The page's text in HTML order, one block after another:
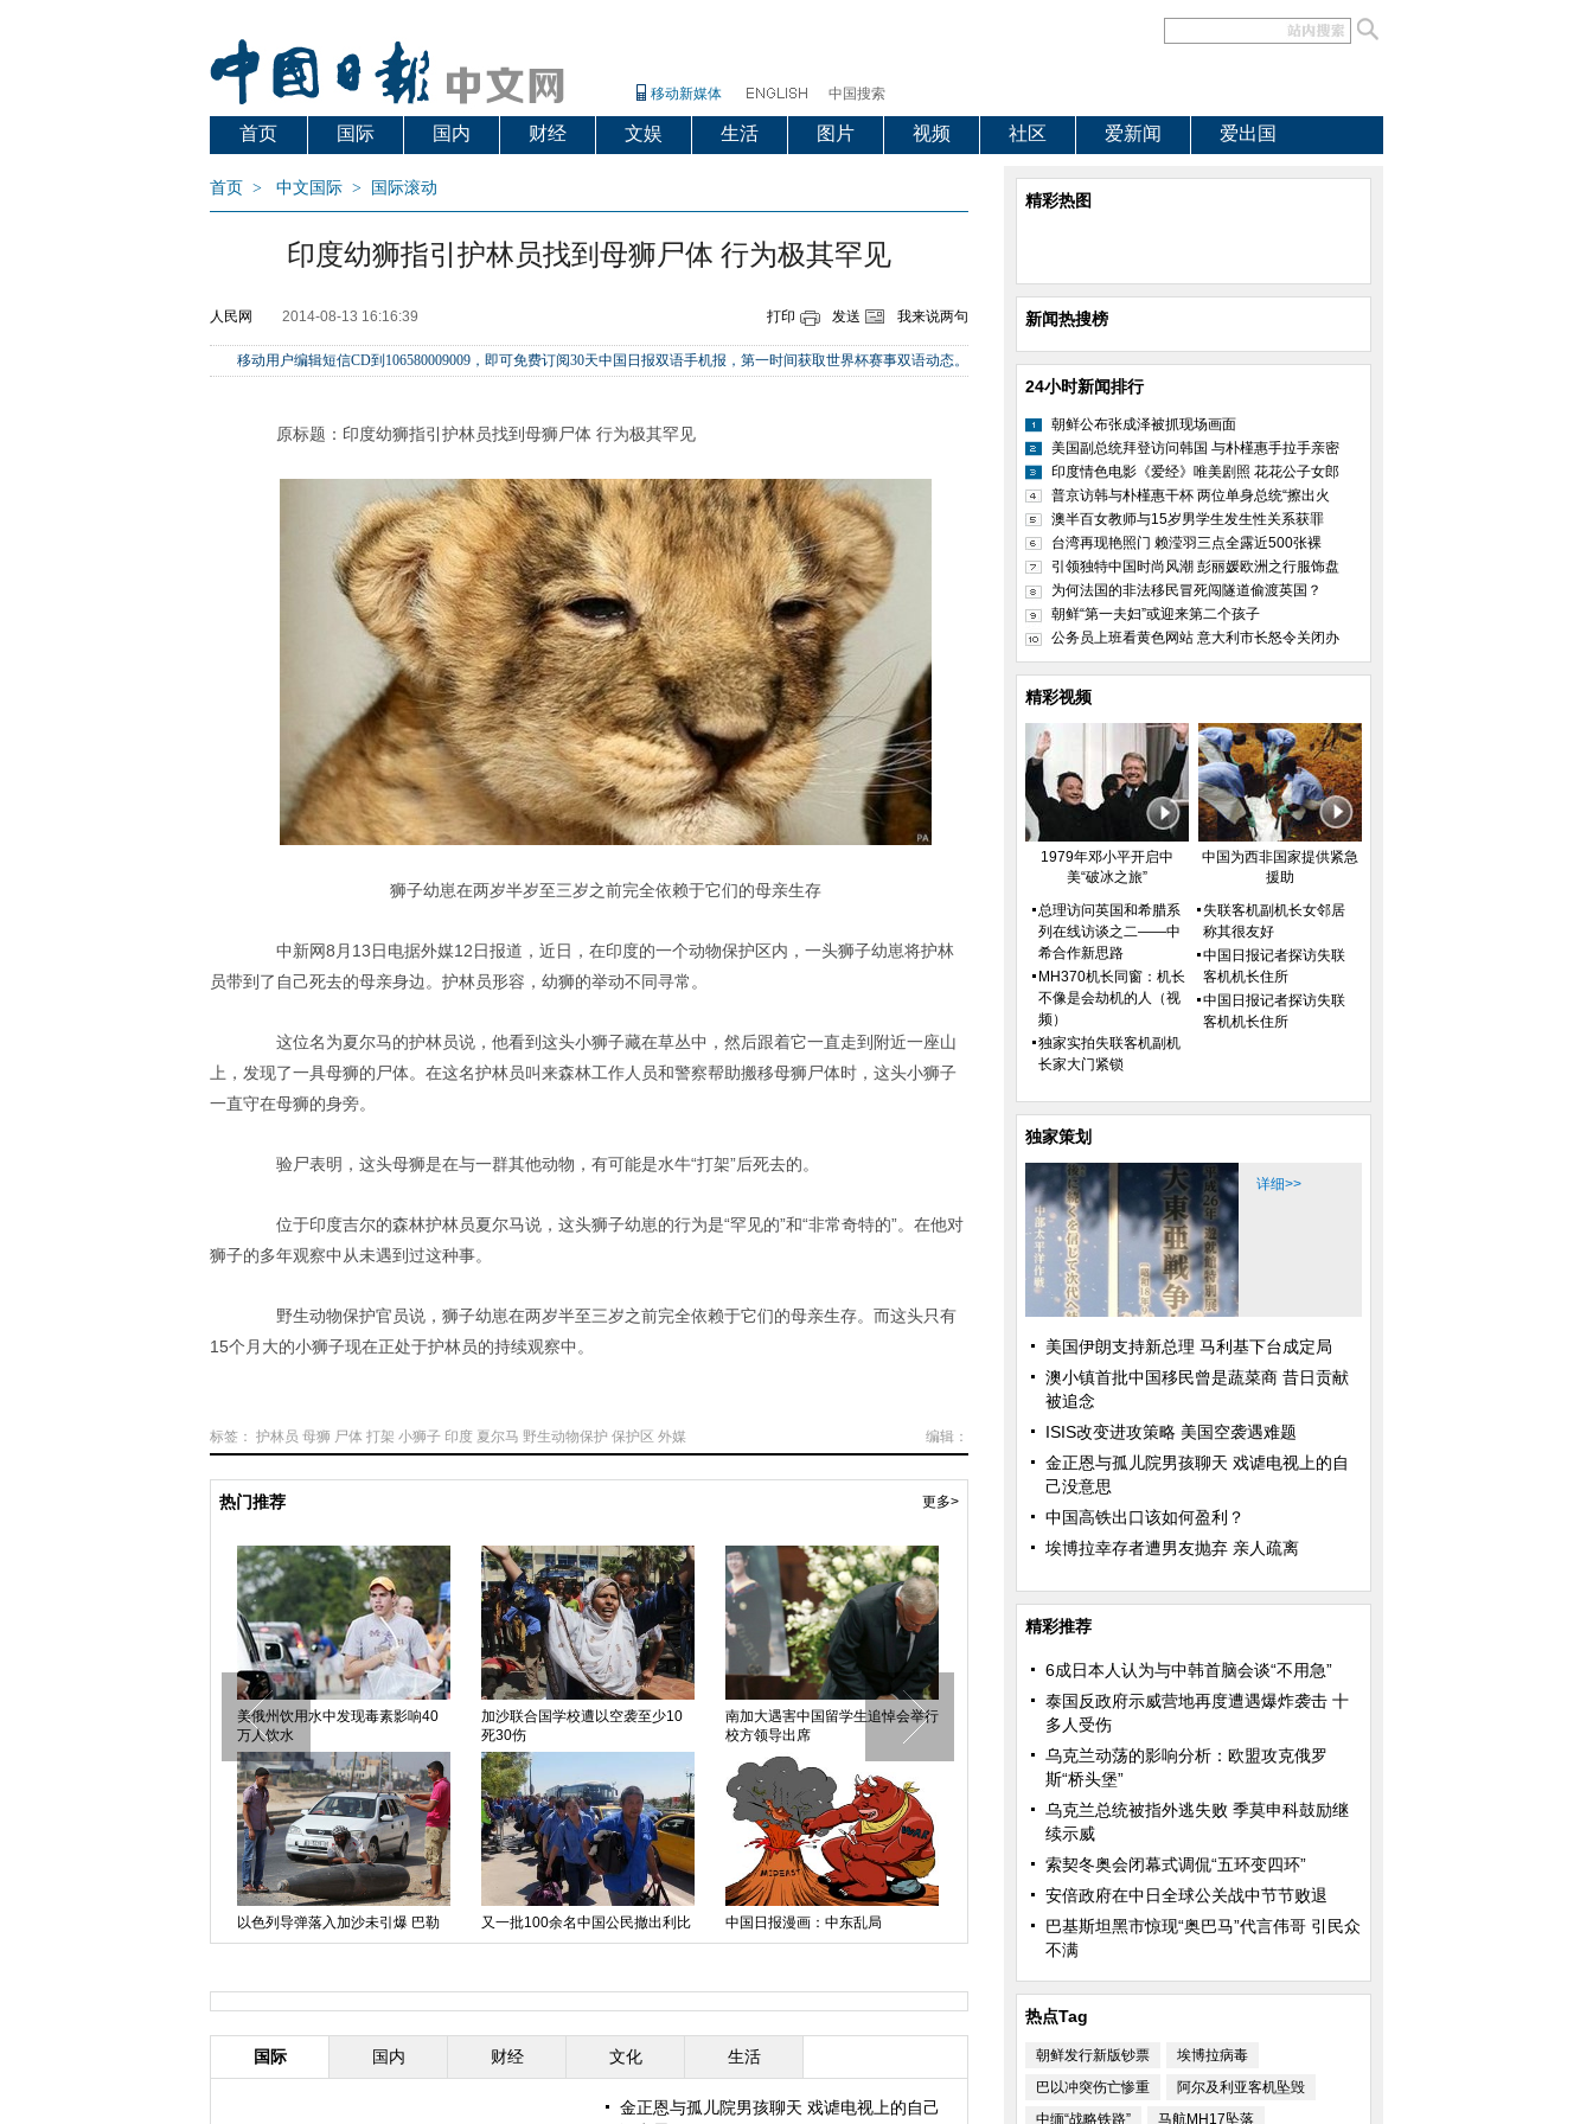
移动新媒体 中国搜索
首页 国际 国内 财经 文娱 生活 图片 视频 社区 爱新闻 爱出国
首页 > 中文国际 > 国际滚动
印度幼狮指引护林员找到母狮尸体 行为极其罕见
人民网 2014-08-13 16:16:39 打印 发送 我来说两句
移动用户编辑短信CD到106580009009，即可免费订阅30天中国日报双语手机报，第一时间获取世界杯赛事双语动态。
原标题：印度幼狮指引护林员找到母狮尸体 行为极其罕见
狮子幼崽在两岁半岁至三岁之前完全依赖于它们的母亲生存
中新网8月13日电据外媒12日报道，近日，在印度的一个动物保护区内，一头狮子幼崽将护林
员带到了自己死去的母亲身边。护林员形容，幼狮的举动不同寻常。
这位名为夏尔马的护林员说，他看到这头小狮子藏在草丛中，然后跟着它一直走到附近一座山
上，发现了一具母狮的尸体。在这名护林员叫来森林工作人员和警察帮助搬移母狮尸体时，这头小狮子
一直守在母狮的身旁。
验尸表明，这头母狮是在与一群其他动物，有可能是水牛“打架”后死去的。
位于印度吉尔的森林护林员夏尔马说，这头狮子幼崽的行为是“罕见的”和“非常奇特的”。在他对
狮子的多年观察中从未遇到过这种事。
野生动物保护官员说，狮子幼崽在两岁半至三岁之前完全依赖于它们的母亲生存。而这头只有
15个月大的小狮子现在正处于护林员的持续观察中。
编辑：
标签： 护林员 母狮 尸体 打架 小狮子 印度 夏尔马 野生动物保护 保护区 外媒
热门推荐 更多>
美俄州饮用水中发现毒素影响40
万人饮水
加沙联合国学校遭以空袭至少10
死30伤
南加大遇害中国留学生追悼会举行
校方领导出席
以色列导弹落入加沙未引爆 巴勒
斯坦民众围观（图）
又一批100余名中国公民撤出利比
亚
中国日报漫画：中东乱局
中国日报漫画：动我试试
中国日报漫画：自杀
乌克兰总理辞职或遭总统逼宫 政
局前景不明
国际 国内 财经 文化 生活
金正恩与孤儿院男孩聊天 戏谑电视上的自己
精彩热图
新闻热搜榜
24小时新闻排行
朝鲜公布张成泽被抓现场画面
美国副总统拜登访问韩国 与朴槿惠手拉手亲密
印度情色电影《爱经》唯美剧照 花花公子女郎
普京访韩与朴槿惠干杯 两位单身总统“擦出火
澳半百女教师与15岁男学生发生性关系获罪
台湾再现艳照门 赖滢羽三点全露近500张裸
引领独特中国时尚风潮 彭丽媛欧洲之行服饰盘
为何法国的非法移民冒死闯隧道偷渡英国？
朝鲜“第一夫妇”或迎来第二个孩子
公务员上班看黄色网站 意大利市长怒令关闭办
精彩视频
1979年邓小平开启中
美“破冰之旅”
中国为西非国家提供紧急
援助
总理访问英国和希腊系
列在线访谈之二——中
希合作新思路
MH370机长同窗：机长
不像是会劫机的人（视
频）
独家实拍失联客机副机
长家大门紧锁
失联客机副机长女邻居
称其很友好
中国日报记者探访失联
客机机长住所
中国日报记者探访失联
客机机长住所
独家策划
详细>>
美国伊朗支持新总理 马利基下台成定局
澳小镇首批中国移民曾是蔬菜商 昔日贡献
被追念
ISIS改变进攻策略 美国空袭遇难题
金正恩与孤儿院男孩聊天 戏谑电视上的自
己没意思
中国高铁出口该如何盈利？
埃博拉幸存者遭男友抛弃 亲人疏离
精彩推荐
6成日本人认为与中韩首脑会谈“不用急”
泰国反政府示威营地再度遭遇爆炸袭击 十
多人受伤
乌克兰动荡的影响分析：欧盟攻克俄罗
斯“桥头堡”
乌克兰总统被指外逃失败 季莫申科鼓励继
续示威
索契冬奥会闭幕式调侃“五环变四环”
安倍政府在中日全球公关战中节节败退
巴基斯坦黑市惊现“奥巴马”代言伟哥 引民众
不满
热点Tag
朝鲜发行新版钞票
埃博拉病毒
巴以冲突伤亡惨重
阿尔及利亚客机坠毁
中缅“战略铁路”
马航MH17坠落